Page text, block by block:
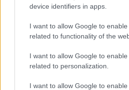
device identifiers in apps.
I want to allow Google to
related to functionality of the
I want to allow Google to
related to personalization.
I want to allow Google to
szolgáltatást használt, hogy